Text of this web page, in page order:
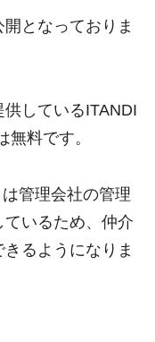
となっておりま
しているITANDI
料です。
管理会社の管理
いるため、仲介
るようになりま